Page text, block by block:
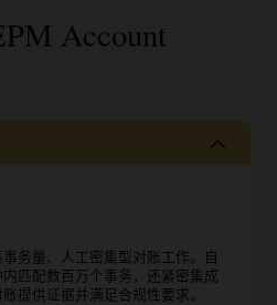
Account
务量、人工密集型对账工作。自
匹配数百万个事务，还紧密集成
提供证据并满足合规性要求。